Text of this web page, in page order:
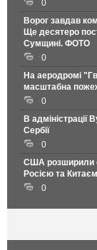
0
Ворог завдав
Ще десятеро
Сумщині. ФОТО
0
На аеродромі
масштабна
0
В адміністрації
Сербії
0
США розширили
Росією та Китаєм
0